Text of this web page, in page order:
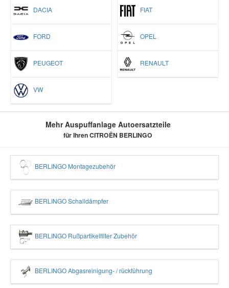
DACIA FIAT
FORD OPEL
PEUGEOT RENAULT
VW
Mehr Auspuffanlage Autoersatzteile
für Ihren CITROËN BERLINGO
BERLINGO Montagezubehör
BERLINGO Schalldämpfer
BERLINGO Rußpartikelfilter Zubehör
BERLINGO Abgasreinigung- / rückführung